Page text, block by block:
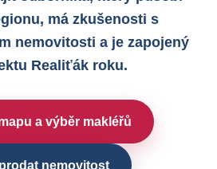
má zkušenosti s
nemovitosti a je zapojený
Realiťák roku.
a výběr makléřů
nemovitost